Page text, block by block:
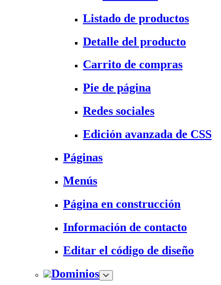
Listado de productos
Detalle del producto
Carrito de compras
Pie de página
Redes sociales
Edición avanzada de CSS
Páginas
Menús
Página en construcción
Información de contacto
Editar el código de diseño
Dominios